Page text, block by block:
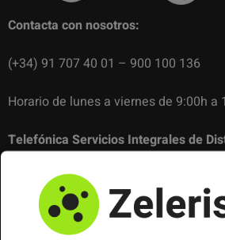
Contacta con nosotros:
(+34) 91 707 40 01 – 900 100 136
Horario de lunes a viernes de 9:00h a
Telefónica Servicios Integrales de
Domicilio social: C/ Gran Vía 28,
el Registro Mercantil de MADRID:
Sección 8, Hoja m-223345